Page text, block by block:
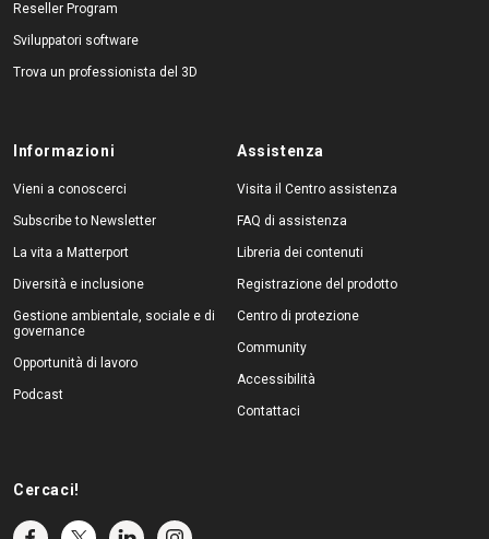
Reseller Program
Sviluppatori software
Trova un professionista del 3D
Informazioni
Vieni a conoscerci
Subscribe to Newsletter
La vita a Matterport
Diversità e inclusione
Gestione ambientale, sociale e di
governance
Opportunità di lavoro
Podcast
Assistenza
Visita il Centro assistenza
FAQ di assistenza
Libreria dei contenuti
Registrazione del prodotto
Centro di protezione
Community
Accessibilità
Contattaci
Cercaci!